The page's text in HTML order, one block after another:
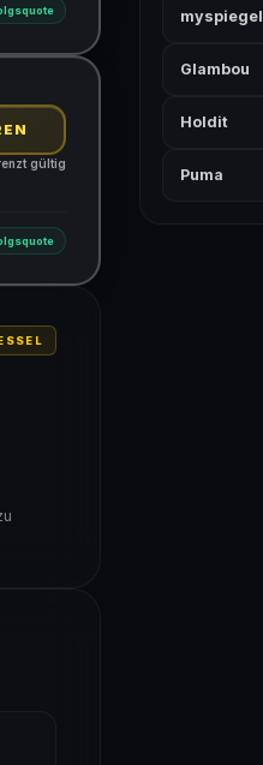
gültig
myspiegel
Glambou
Holdit
Puma